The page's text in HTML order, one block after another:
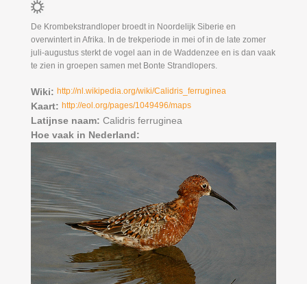
De Krombekstrandloper broedt in Noordelijk Siberie en
overwintert in Afrika. In de trekperiode in mei of in de late zomer
juli-augustus sterkt de vogel aan in de Waddenzee en is dan vaak
te zien in groepen samen met Bonte Strandlopers.
Wiki: http://nl.wikipedia.org/wiki/Calidris_ferruginea
Kaart: http://eol.org/pages/1049496/maps
Latijnse naam: Calidris ferruginea
Hoe vaak in Nederland: